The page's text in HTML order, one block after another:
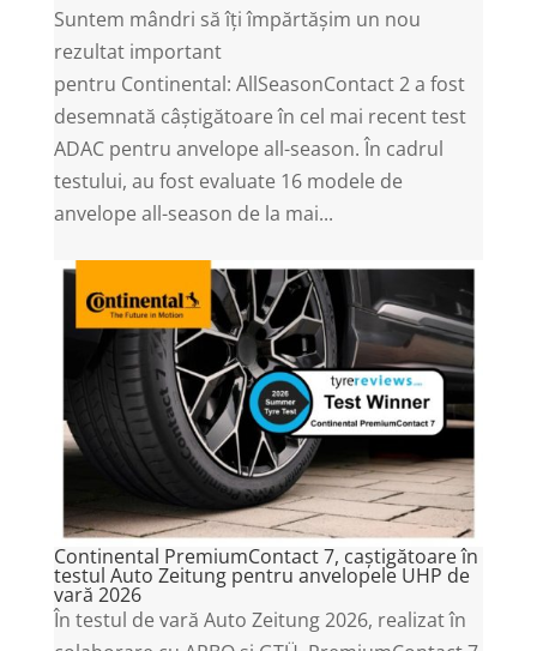
Suntem mândri să îți împărtășim un nou
rezultat important
pentru Continental: AllSeasonContact 2 a fost
desemnată câștigătoare în cel mai recent test
ADAC pentru anvelope all-season. În cadrul
testului, au fost evaluate 16 modele de
anvelope all-season de la mai...
Continental PremiumContact 7, caștigătoare în
testul Auto Zeitung pentru anvelopele UHP de
vară 2026
În testul de vară Auto Zeitung 2026, realizat în